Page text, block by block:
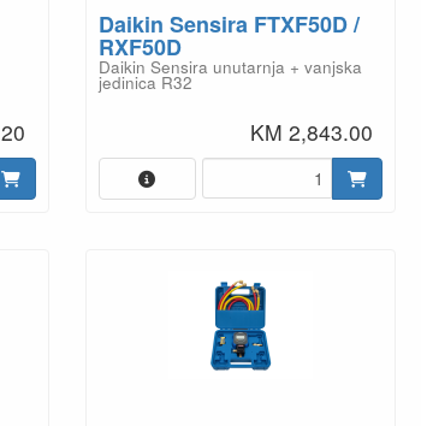
MANOMETAR VALUE
VRM1-0101i digitalni single